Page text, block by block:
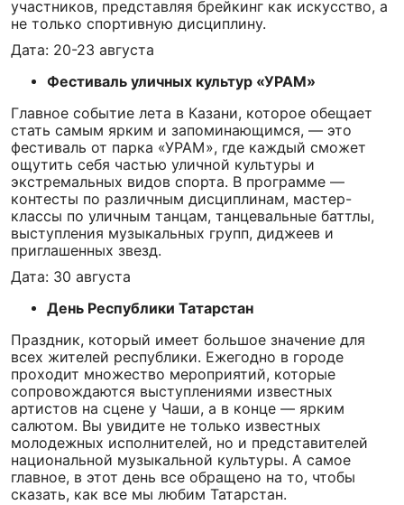
участников, представляя брейкинг как искусство, а
не только спортивную дисциплину.
Дата: 20-23 августа
Фестиваль уличных культур «УРАМ»
Главное событие лета в Казани, которое обещает
стать самым ярким и запоминающимся, — это
фестиваль от парка «УРАМ», где каждый сможет
ощутить себя частью уличной культуры и
экстремальных видов спорта. В программе —
контесты по различным дисциплинам, мастер-
классы по уличным танцам, танцевальные баттлы,
выступления музыкальных групп, диджеев и
приглашенных звезд.
Дата: 30 августа
День Республики Татарстан
Праздник, который имеет большое значение для
всех жителей республики. Ежегодно в городе
проходит множество мероприятий, которые
сопровождаются выступлениями известных
артистов на сцене у Чаши, а в конце — ярким
салютом. Вы увидите не только известных
молодежных исполнителей, но и представителей
национальной музыкальной культуры. А самое
главное, в этот день все обращено на то, чтобы
сказать, как все мы любим Татарстан.